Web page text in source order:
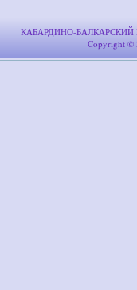
КАБАРДИНО-
Copyright ©